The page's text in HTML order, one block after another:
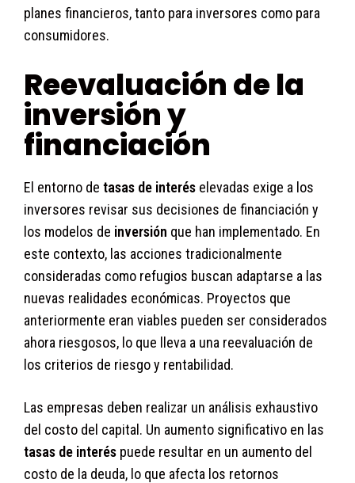
planes financieros, tanto para inversores como para
consumidores.
Reevaluación de la
inversión y
financiación
El entorno de tasas de interés elevadas exige a los
inversores revisar sus decisiones de financiación y
los modelos de inversión que han implementado. En
este contexto, las acciones tradicionalmente
consideradas como refugios buscan adaptarse a las
nuevas realidades económicas. Proyectos que
anteriormente eran viables pueden ser considerados
ahora riesgosos, lo que lleva a una reevaluación de
los criterios de riesgo y rentabilidad.
Las empresas deben realizar un análisis exhaustivo
del costo del capital. Un aumento significativo en las
tasas de interés puede resultar en un aumento del
costo de la deuda, lo que afecta los retornos